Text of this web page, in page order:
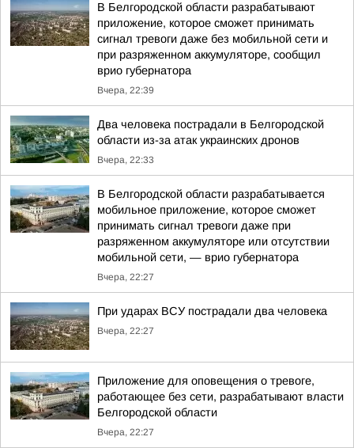
В Белгородской области разрабатывают
приложение, которое сможет принимать
сигнал тревоги даже без мобильной сети и
при разряженном аккумуляторе, сообщил
врио губернатора
Вчера, 22:39
Два человека пострадали в Белгородской
области из-за атак украинских дронов
Вчера, 22:33
В Белгородской области разрабатывается
мобильное приложение, которое сможет
принимать сигнал тревоги даже при
разряженном аккумуляторе или отсутствии
мобильной сети, — врио губернатора
Вчера, 22:27
При ударах ВСУ пострадали два человека
Вчера, 22:27
Приложение для оповещения о тревоге,
работающее без сети, разрабатывают власти
Белгородской области
Вчера, 22:27